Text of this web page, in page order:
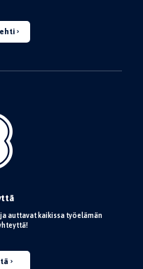
auttavat kaikissa työelämän